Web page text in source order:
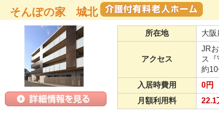
そんぽの家 城北
所在地 大
アクセス
JR
ス
約
入居時費用
0円
月額利用料
22.1